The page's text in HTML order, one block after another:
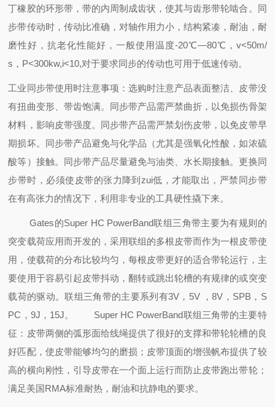
丁橡胶的环形带，带的内周制成齿状，使其与齿形带轮啮合。同
步带传动时，传动比准确，对轴作用力小，结构紧凑，耐油，耐
磨性好，抗老化性能好，一般使用温度-20℃―80℃，v<50m/
s，P<300kw,i<10,对于要求同步的传动也可用于低速传动。
工业同步带使用时注意事项： 选购时注意产品表面整洁、皮带没
有扭曲变形、带齿饱满。 同步带产品需严禁曲折，以免损伤骨架
材料，影响皮带强度。 同步带产品需严禁划伤皮带，以免皮带早
期损坏。 同步带产品避免与化学品（尤其是强氧化性酸，如浓硫
酸等）接触。 同步带产品尽量避免与油类、水长期接触。 更换同
步带时，必须使皮带的张力降到zui低，才能取出，严禁同步带
在有高张力的情况下，利用非专业的工具硬性撬下来。
Gates的Super HC PowerBand联组三角带主要为有规则的
突变载荷应用而开发的，采用联组的多根皮带而作为一根皮带使
用，使载荷的分布比较均匀，每根皮带更好的适合带轮运行，主
要使用于容易引起皮带抖动，翻转或跳出轮槽的有规律的或突变
载荷的驱动。联组三角带的主要系列有3V，5V ，8V，SPB，S
PC，9J，15J。
Super HC PowerBand联组三角带的主要特
征：皮带两侧的弧形面给线绳提供了很好的支撑和带轮轮槽的良
好匹配，使皮带能够均匀的磨损；皮带顶面的增强帆布提供了较
高的横向刚性，引导皮带在一个面上运行而防止皮带跑出带轮；
满足美国RMA标准耐热，耐油和抗静电的要求。